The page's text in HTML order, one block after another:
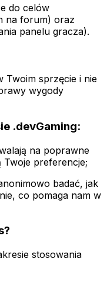
do celów
na forum) oraz
panelu gracza).
Twoim sprzęcie i nie
wygody
.devGaming:
na poprawne
Twoje preferencje;
badać, jak
co pomaga nam w
stosowania